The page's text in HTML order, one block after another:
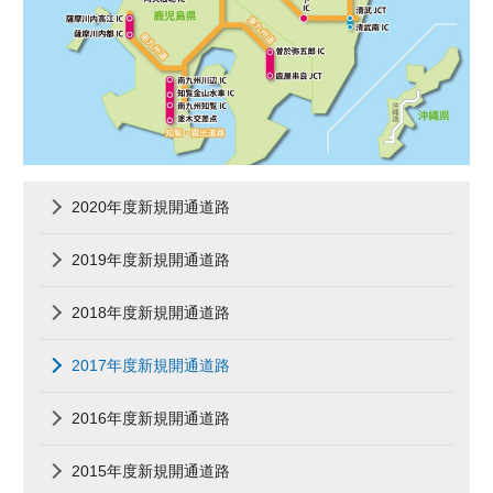
2020年度新規開通道路
2019年度新規開通道路
2018年度新規開通道路
2017年度新規開通道路
2016年度新規開通道路
2015年度新規開通道路